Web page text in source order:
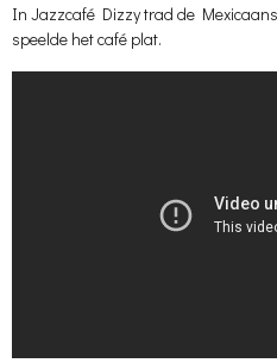
In Jazzcafé Dizzy trad de
speelde het café plat.